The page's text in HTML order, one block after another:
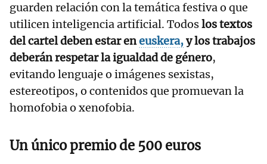
guarden relación con la temática festiva o que
utilicen inteligencia artificial. Todoslos textos
del cartel deben estar eneuskera,y los trabajos
deberán respetar la igualdad de género,
evitando lenguaje o imágenes sexistas,
estereotipos, o contenidos que promuevan la
homofobia o xenofobia.
Un único premio de 500 euros